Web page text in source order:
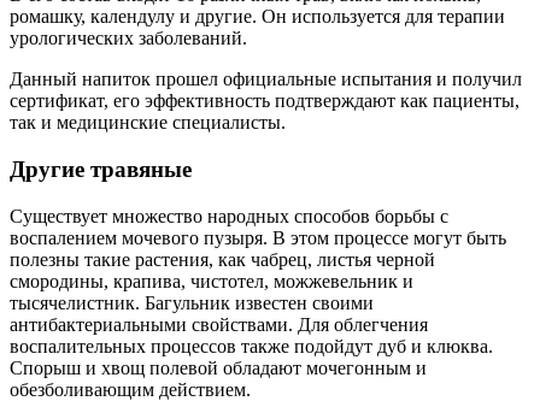
ромашку, календулу и другие. Он используется для терапии
урологических заболеваний.
Данный напиток прошел официальные испытания и получил
сертификат, его эффективность подтверждают как пациенты,
так и медицинские специалисты.
Другие травяные
Существует множество народных способов борьбы с
воспалением мочевого пузыря. В этом процессе могут быть
полезны такие растения, как чабрец, листья черной
смородины, крапива, чистотел, можжевельник и
тысячелистник. Багульник известен своими
антибактериальными свойствами. Для облегчения
воспалительных процессов также подойдут дуб и клюква.
Спорыш и хвощ полевой обладают мочегонным и
обезболивающим действием.